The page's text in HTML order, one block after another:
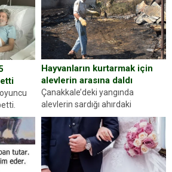
sürücüsünden ehliyet ve ruhsat
sorup belgelerini istedi. Sürücü
Abdurrahman Ö.nün verdiği
evraklarda eksik olduğunu...
“Usta
Hayvanların kurtarmak için
alevlerin arasına daldı
Çanakkale’deki yangında
alevlerin sardığı ahırdaki
hayvanlarını kurtarmak isteyen
Zeki Demir (66) ölümden döndü.
Yüzünde ve ellerinde yanıklar
oluşan Demir, kâbus dolu anları
anlattı… Merkeze bağlı...